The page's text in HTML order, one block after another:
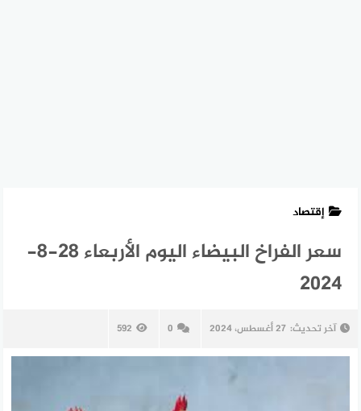
إقتصاد
سعر الفراخ البيضاء اليوم الأربعاء 28-8-
2024
آخر تحديث: 27 أغسطس، 2024 0
592